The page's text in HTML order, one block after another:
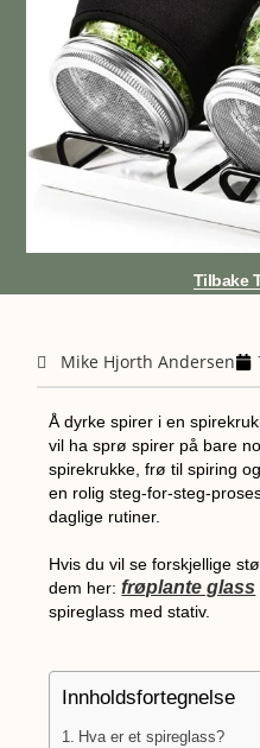
Tilbake
Mike Hjorth Andersen
Å dyrke spirer i en
vil ha sprø spirer på bare
spirekrukke, frø til spiring
en rolig steg-for-steg-
daglige rutiner.
Hvis du vil se forskjellige
dem her:frøplante glass
spireglass med stativ.
Innholdsfortegnelse
Hva er et spireglass?